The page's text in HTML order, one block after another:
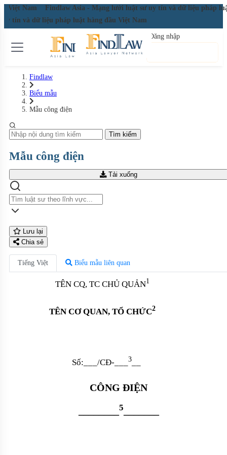
Việt Nam
Findlaw Asia - Mạng lưới luật sư uy tín và dữ liệu pháp
tín và dữ liệu pháp luật hàng đầu Việt Nam
Đăng nhập
Findlaw
Biểu mẫu
Mẫu công điện
Tìm kiếm
Mẫu công điện
Tải xuống
Lưu lại
Chia sẻ
Tiếng Việt Biểu mẫu liên quan
TÊN CQ, TC CHỦ QUẢN1
TÊN CƠ QUAN, TỔ CHỨC2
Số:___/CĐ-___ 3__
CÔNG ĐIỆN
5